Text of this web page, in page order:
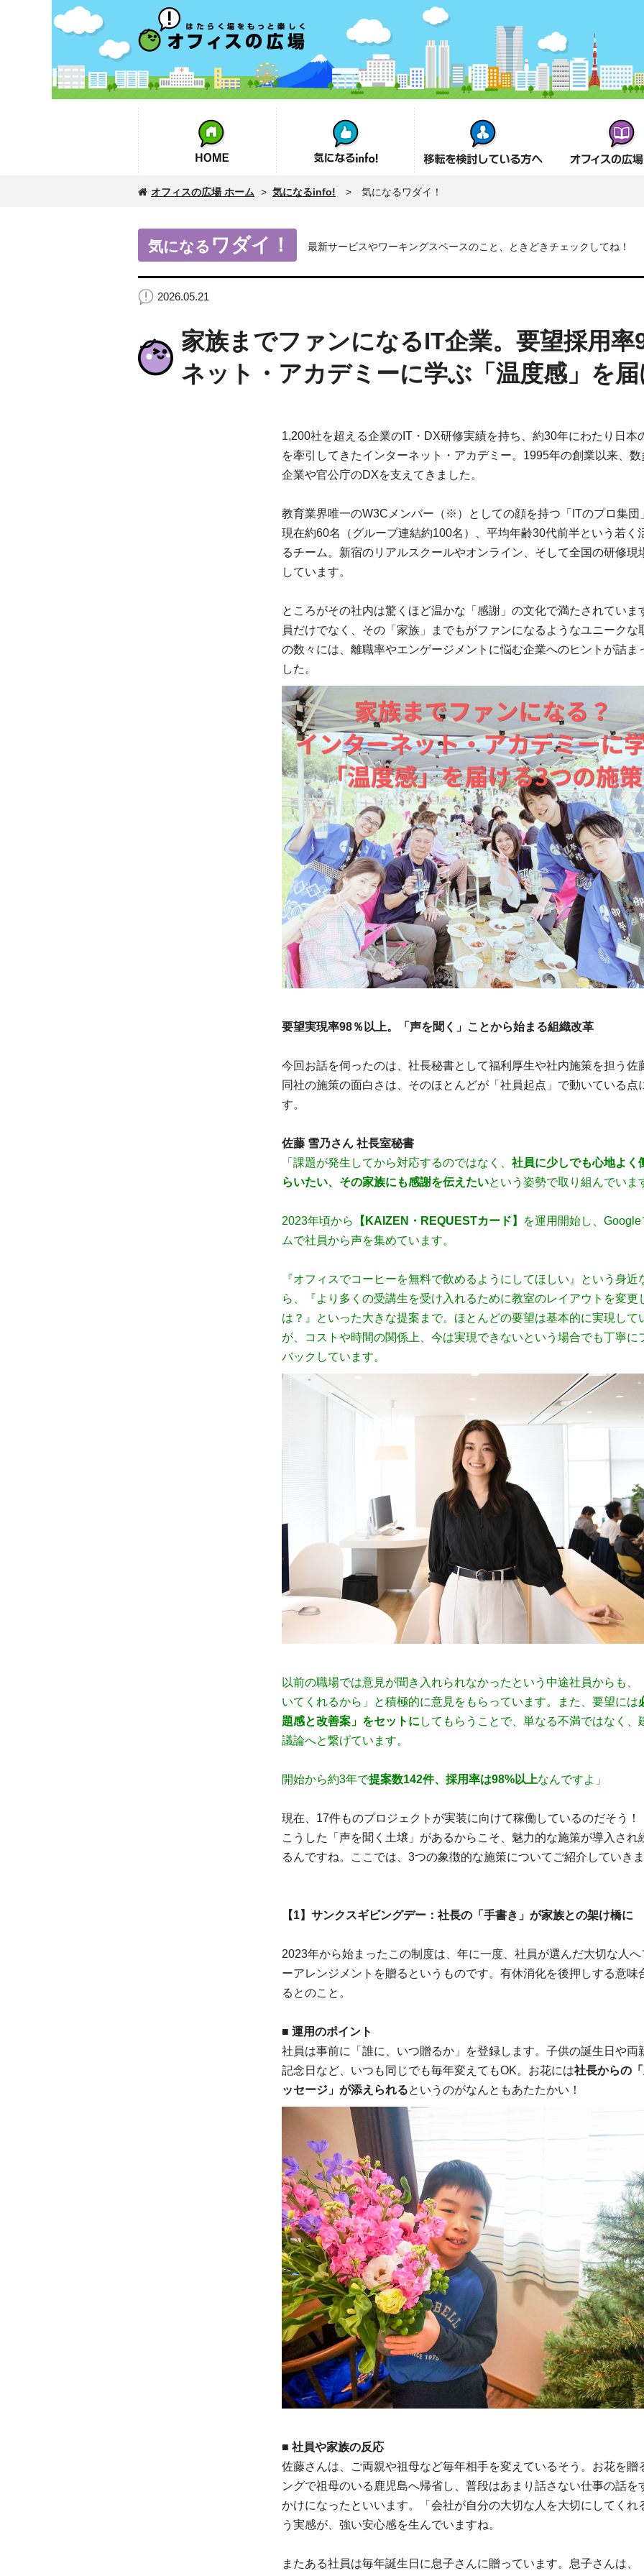
オフィスの広場 ホーム > 気になるinfo! > 気になるワダイ！
気になる ワダイ！ 最新サービスやワーキングスペースのこと、ときどきチェックしてね！
2026.05.21
家族までファンになるIT企業。要望採用率
ネット・アカデミーに学ぶ「温度感」を
1,200社を超える企業のIT・DX研修実績を持ち、約30年にわたり日本
を牽引してきたインターネット・アカデミー。1995年の創業以来、数
企業や官公庁のDXを支えてきました。
教育業界唯一のW3Cメンバー（※）としての顔を持つ「ITのプロ集団
現在約60名（グループ連結約100名）、平均年齢30代前半という若く
るチーム。新宿のリアルスクールやオンライン、そして全国の研修現
しています。
ところがその社内は驚くほど温かな「感謝」の文化で満たされていま
員だけでなく、その「家族」までもがファンになるようなユニークな
の数々には、離職率やエンゲージメントに悩む企業へのヒントが詰ま
した。
要望実現率98％以上。「声を聞く」ことから始まる組織改革
今回お話を伺ったのは、社長秘書として福利厚生や社内施策を担う佐
同社の施策の面白さは、そのほとんどが「社員起点」で動いている点
す。
佐藤 雪乃さん 社長室秘書
「課題が発生してから対応するのではなく、 社員に少しでも心地よく
らいたい、その家族にも感謝を伝えたいという姿勢で取り組んでいま
2023年頃から 【KAIZEN・REQUESTカード】
を運用開始し、
ムで社員から声を集めています。
『オフィスでコーヒーを無料で飲めるようにしてほしい』という身近
ら、『より多くの受講生を受け入れるために教室のレイアウトを変更
は？』といった大きな提案まで。ほとんどの要望は基本的に実現して
が、コストや時間の関係上、今は実現できないという場合でも丁寧に
バックしています。
以前の職場では意見が聞き入れられなかったという中途社員からも、
いてくれるから」と積極的に意見をもらっています。また、要望には
題感と改善案」をセットに してもらうことで、単なる不満ではなく、
議論へと繋げています。
開始から約3年で提案数142件、採用率は98%以上なんですよ」
現在、17件ものプロジェクトが実装に向けて稼働しているのだそう！
こうした「声を聞く土壌」があるからこそ、魅力的な施策が導入され
るんですね。ここでは、3つの象徴的な施策についてご紹介していき
【1】サンクスギビングデー：社長の「手書き」が家族との架け橋に
2023年から始まったこの制度は、年に一度、社員が選んだ大切な人へ
ーアレンジメントを贈るというものです。有休消化を後押しする意味
るとのこと。
■ 運用のポイント
社員は事前に「誰に、いつ贈るか」を登録します。子供の誕生日や両
記念日など、いつも同じでも毎年変えてもOK。お花には社長からの
ッセージ」が添えられるというのがなんともあたたかい！
■ 社員や家族の反応
佐藤さんは、ご両親や祖母など毎年相手を変えているそう。お花を贈
ングで祖母のいる鹿児島へ帰省し、普段はあまり話さない仕事の話を
かけになったといいます。「会社が自分の大切な人を大切にしてくれ
う実感が、強い安心感を生んでいますね。
またある社員は毎年誕生日に息子さんに贈っています。息子さんは、